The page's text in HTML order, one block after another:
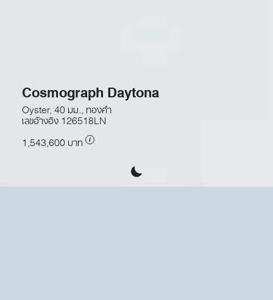
Cosmograph Daytona
Oyster, 40 มม., ทองคำ
เลขอ้างอิง126518LN
1,543,600 บาท